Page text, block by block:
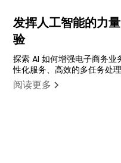
发挥人工智能的力
验
探索 AI 如何增强电子商务
性化服务、高效的多任务处理
阅读更多